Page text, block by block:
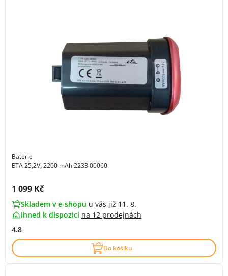
Baterie
ETA 25,2V, 2200 mAh 2233 00060
Cena s DPH:
1 099 Kč
Skladem v e-shopu u vás již 11. 8.
ihned k dispozici na 12 prodejnách
4.8
Do košíku